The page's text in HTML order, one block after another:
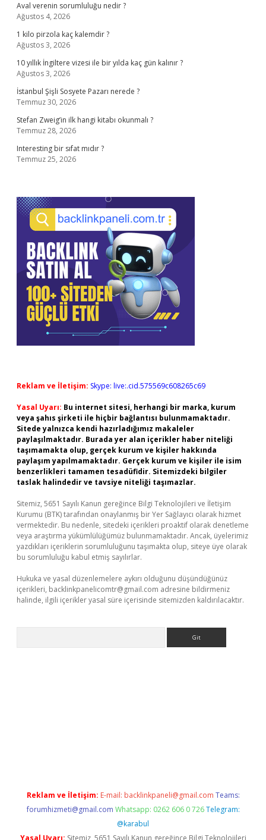
Aval verenin sorumluluğu nedir ?
Ağustos 4, 2026
1 kilo pirzola kaç kalemdir ?
Ağustos 3, 2026
10 yıllık İngiltere vizesi ile bir yılda kaç gün kalınır ?
Ağustos 3, 2026
İstanbul Şişli Sosyete Pazarı nerede ?
Temmuz 30, 2026
Stefan Zweig’in ilk hangi kitabı okunmalı ?
Temmuz 28, 2026
Interesting bir sıfat mıdır ?
Temmuz 25, 2026
Reklam ve İletişim: Skype: live:.cid.575569c608265c69
Yasal Uyarı: Bu internet sitesi, herhangi bir marka, kurum
veya şahıs şirketi ile hiçbir bağlantısı bulunmamaktadır.
Sitede yalnızca kendi hazırladığımız makaleler
paylaşılmaktadır. Burada yer alan içerikler haber niteliği
taşımamakta olup, gerçek kurum ve kişiler hakkında
paylaşım yapılmamaktadır. Gerçek kurum ve kişiler ile isim
benzerlikleri tamamen tesadüfidir. Sitemizdeki bilgiler
taslak halindedir ve tavsiye niteliği taşımazlar.
Sitemiz, 5651 Sayılı Kanun gereğince Bilgi Teknolojileri ve İletişim
Kurumu (BTK) tarafından onaylanmış bir Yer Sağlayıcı olarak hizmet
vermektedir. Bu nedenle, sitedeki içerikleri proaktif olarak denetleme
veya araştırma yükümlülüğümüz bulunmamaktadır. Ancak, üyelerimiz
yazdıkları içeriklerin sorumluluğunu taşımakta olup, siteye üye olarak
bu sorumluluğu kabul etmiş sayılırlar.
Hukuka ve yasal düzenlemelere aykırı olduğunu düşündüğünüz
içerikleri, backlinkpanelicomtr@gmail.com adresine bildirmeniz
halinde, ilgili içerikler yasal süre içerisinde sitemizden kaldırılacaktır.
Reklam ve İletişim: E-mail: backlinkpaneli@gmail.com Teams:
forumhizmeti@gmail.com Whatsapp: 0262 606 0 726 Telegram:
@karabul
Yasal Uyarı: Sitemiz, 5651 Sayılı Kanun gereğince Bilgi Teknolojileri